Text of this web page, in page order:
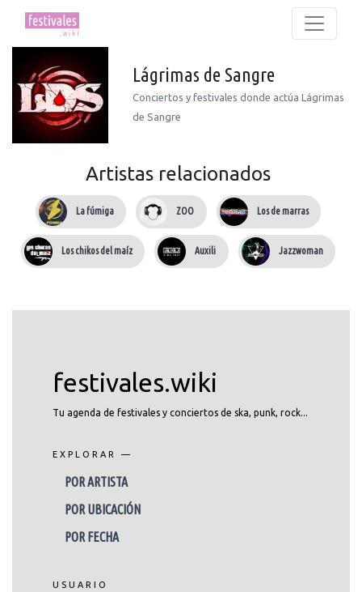
Lágrimas de Sangre
Conciertos y festivales donde actúa Lágrimas
de Sangre
Artistas relacionados
La fúmiga ZOO Los de marras
Los chikos del maíz Auxili Jazzwoman
festivales.wiki
Tu agenda de festivales y conciertos de ska, punk, rock...
EXPLORAR —
POR ARTISTA
POR UBICACIÓN
POR FECHA
USUARIO